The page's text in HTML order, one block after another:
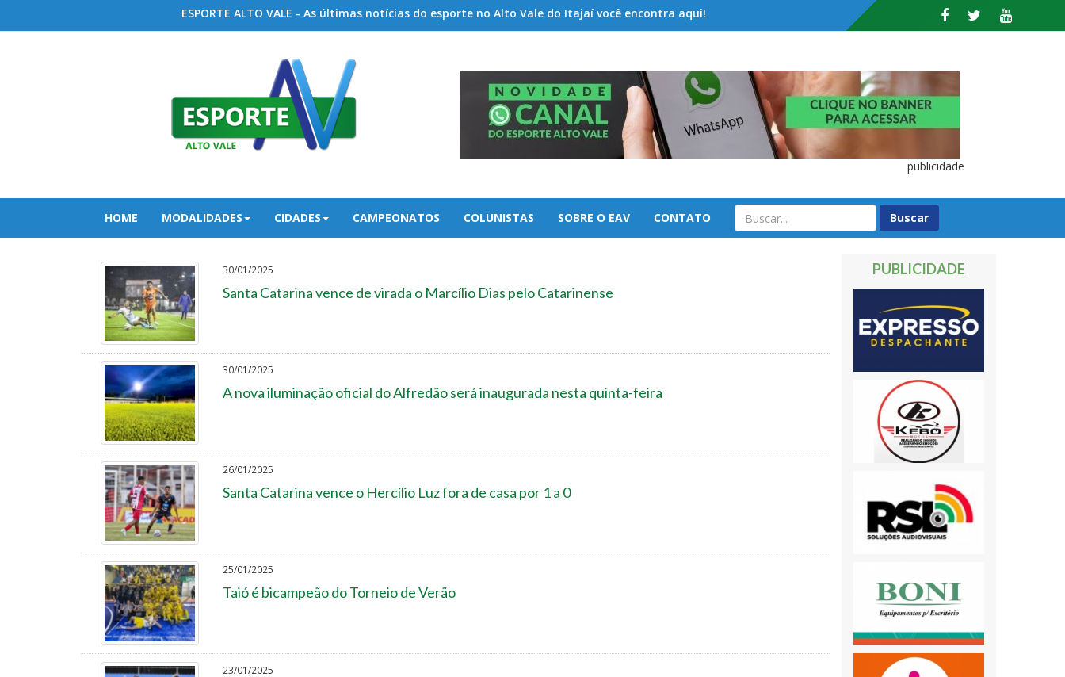
ESPORTE ALTO VALE - As últimas notícias do esporte no Alto Vale do Itajaí você encontra aqui!
publicidade
HOME MODALIDADES CIDADES CAMPEONATOS COLUNISTAS SOBRE O EAV CONTATO
30/01/2025
Santa Catarina vence de virada o Marcílio Dias pelo Catarinense
30/01/2025
A nova iluminação oficial do Alfredão será inaugurada nesta quinta-feira
26/01/2025
Santa Catarina vence o Hercílio Luz fora de casa por 1 a 0
25/01/2025
Taió é bicampeão do Torneio de Verão
23/01/2025
PUBLICIDADE